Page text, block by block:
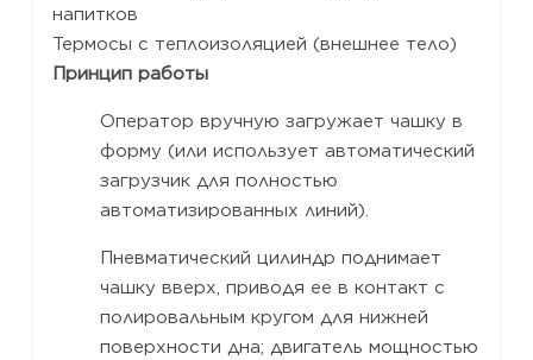
напитков
Термосы с теплоизоляцией (внешнее тело)
Принцип работы
Оператор вручную загружает чашку в
форму (или использует автоматический
загрузчик для полностью
автоматизированных линий).
Пневматический цилиндр поднимает
чашку вверх, приводя ее в контакт с
полировальным кругом для нижней
поверхности дна; двигатель мощностью